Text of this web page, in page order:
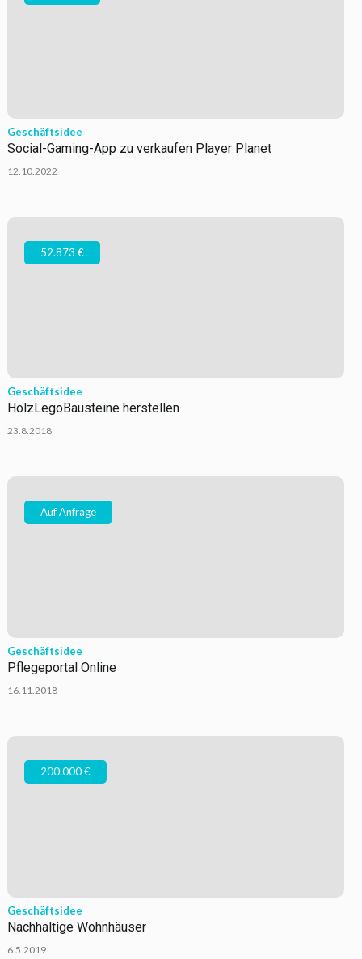
Geschäftsidee
Social-Gaming-App zu verkaufen Player Planet
12.10.2022
52.873 €
Geschäftsidee
HolzLegoBausteine herstellen
23.8.2018
Auf Anfrage
Geschäftsidee
Pflegeportal Online
16.11.2018
200.000 €
Geschäftsidee
Nachhaltige Wohnhäuser
6.5.2019